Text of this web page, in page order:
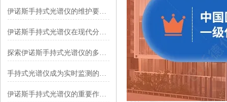
伊诺斯手持式光谱仪的维护要求有哪些？
伊诺斯手持式光谱仪在现代分析科学中的创新应用
探索伊诺斯手持式光谱仪的多功能性：从材料鉴定到环境监测
手持式光谱仪成为实时监测的便携神器
伊诺斯手持式光谱仪的重要作用及其在各领域的应用